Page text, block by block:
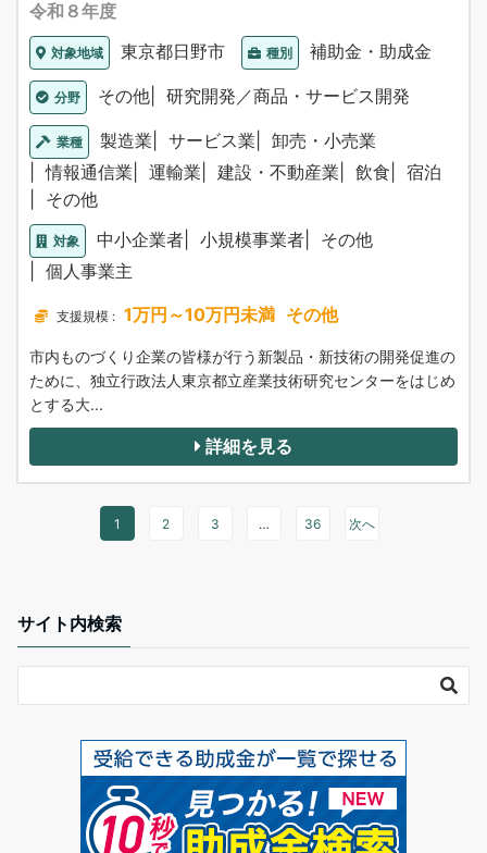
令和８年度
対象地域 東京都日野市 種別 補助金・助成金
分野 その他 研究開発／商品・サービス開発
業種 製造業 サービス業
卸売・小売業
情報通信業
運輸業 建設・不動産業 飲食
宿泊
その他
対象 中小企業者 小規模事業者
その他
個人事業主
支援規模 : 1万円～10万円未満 その他
市内ものづくり企業の皆様が行う新製品・新技術の開発促進の
ために、独立行政法人東京都立産業技術研究センターをはじめ
とする大...
詳細を見る
1 2 3 … 36 次へ
サイト内検索